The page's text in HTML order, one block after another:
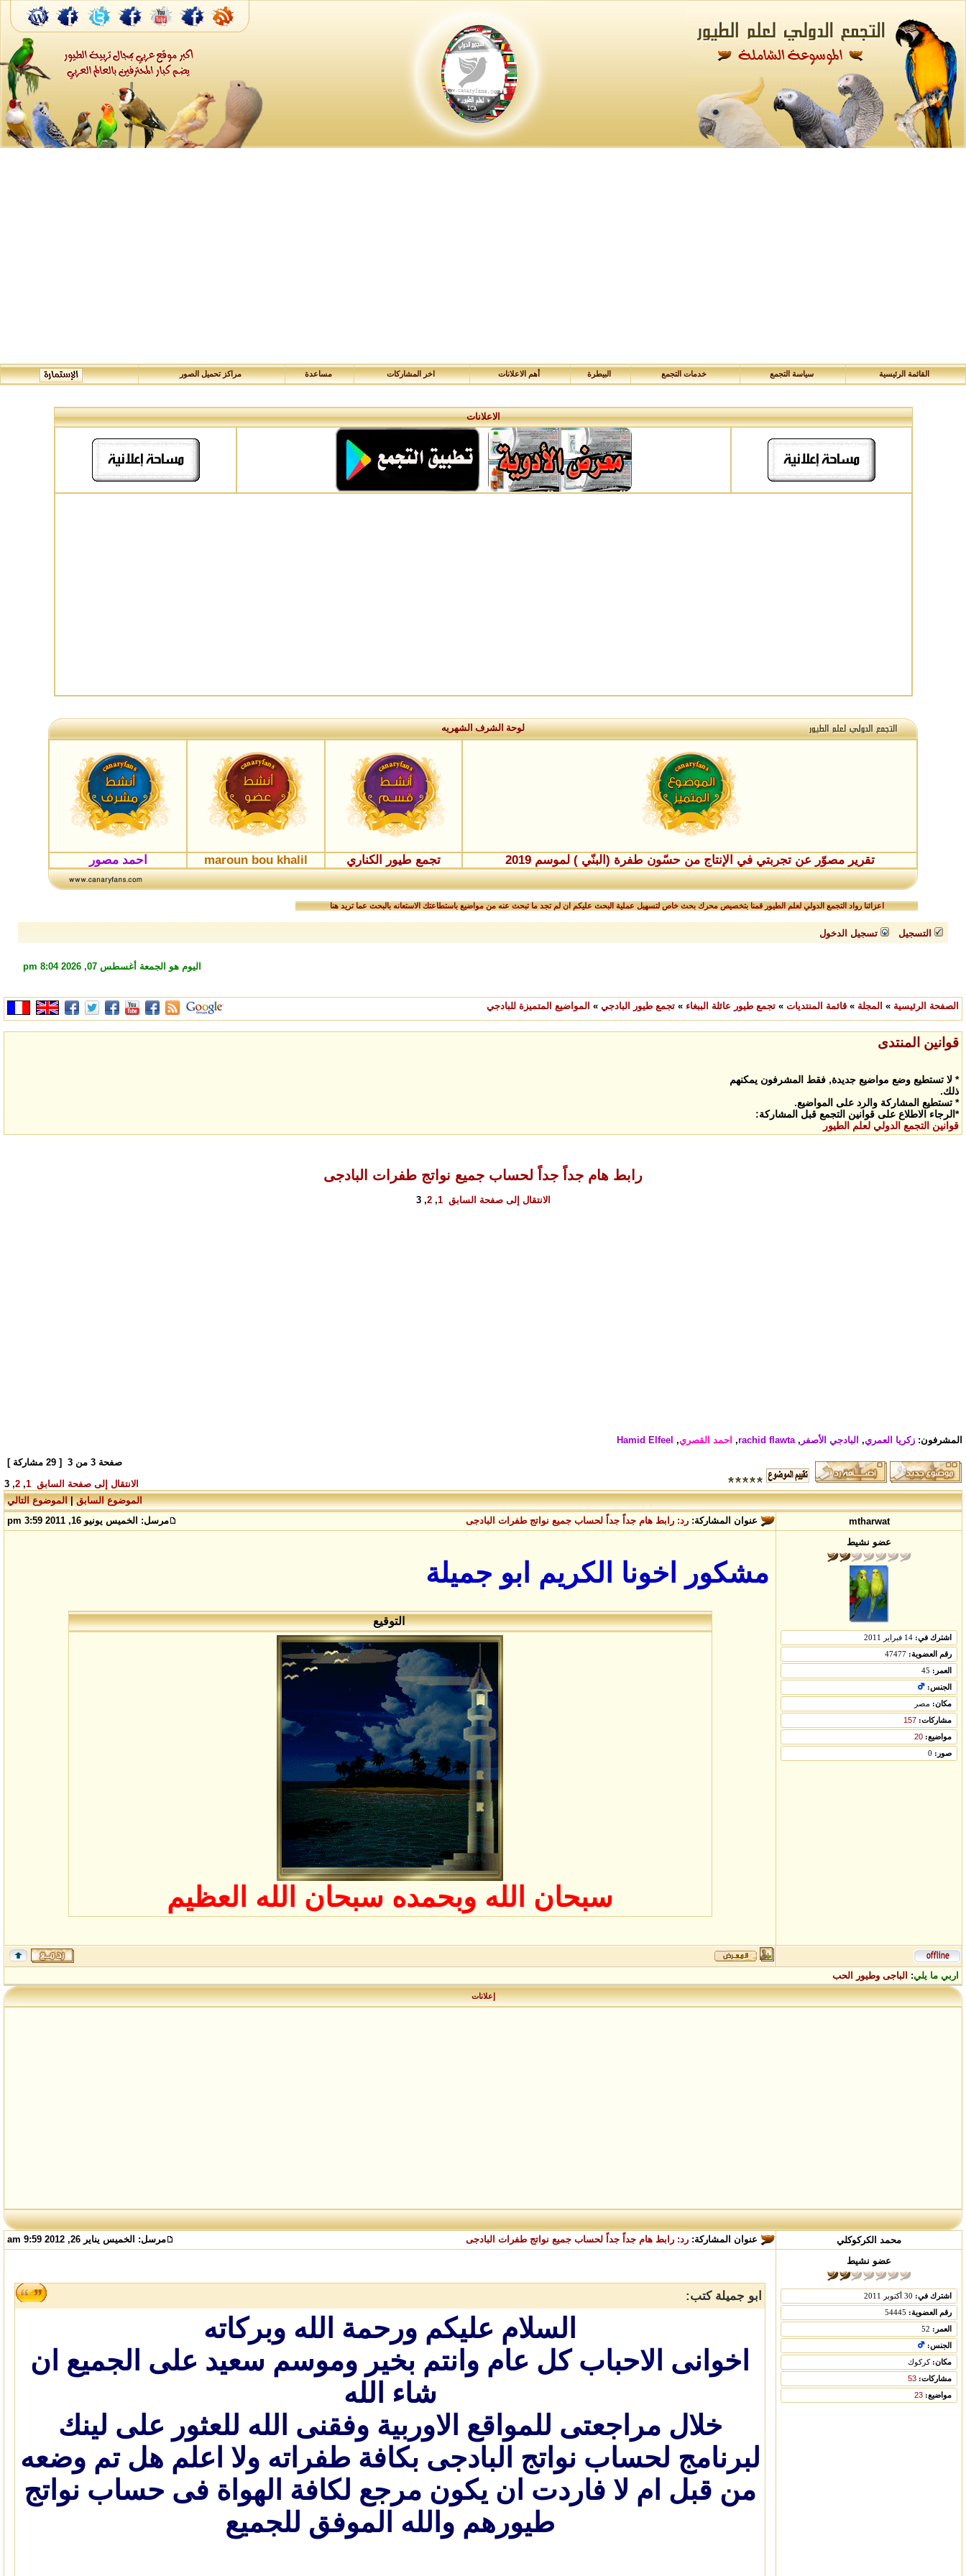
القائمة الرئيسية سياسة التجمع خدمات التجمع البيطرة أهم الاعلانات اخر المشاركات مساعدة مراكز تحميل الصور
الاعلانات
لوحة الشرف الشهريه
تقرير مصوّر عن تجربتي في الإنتاج من حسّون طفرة (البنّي ) لموسم 2019 تجمع طيور الكناري maroun bou khalil احمد مصور
اعزائنا رواد التجمع الدولي لعلم الطيور قمنا بتخصيص محرك بحث خاص لتسهيل عملية البحث عليكم ان لم تجد ما تبحث عنه من مواضيع باستطاعتك الاستعانه بالبحث عما تريد هنا
التسجيل تسجيل الدخول
اليوم هو الجمعة أغسطس 07, 2026 8:04 pm
الصفحة الرئيسية » المجلة » قائمة المنتديات » تجمع طيور عائلة الببغاء » تجمع طيور البادجي » المواضيع المتميزة للبادجي
قوانين المنتدى
* لا تستطيع وضع مواضيع جديدة, فقط المشرفون يمكنهم
ذلك.
* تستطيع المشاركة والرد على المواضيع.
*الرجاء الاطلاع على قوانين التجمع قبل المشاركة:
قوانين التجمع الدولي لعلم الطيور
رابط هام جداً جداً لحساب جميع نواتج طفرات البادجى
الانتقال إلى صفحة السابق 1
,
2
,
3
المشرفون: زكريا العمري, البادجي الأصفر ,
rachid flawta
, احمد القصري,
Hamid Elfeel
صفحة 3 من 3 [ 29 مشاركة ]
الانتقال إلى صفحة السابق 1
,
2
,
3
الموضوع السابق|الموضوع التالي
mtharwat
عنوان المشاركة: رد: رابط هام جداً جداً لحساب جميع نواتج طفرات البادجى مرسل: الخميس يونيو 16, 2011 3:59 pm
عضو نشيط
اشترك في:
رقم العضوية:
العمر:
الجنس:
مكان: مصر
مشاركات: 157
مواضيع: 20
صور:
مشكور اخونا الكريم ابو جميلة
التوقيع
سبحان الله وبحمده سبحان الله العظيم
اربي ما يلي: الباجى وطيور الحب
إعلانات
محمد الكركوكلي عنوان المشاركة: رد: رابط هام جداً جداً لحساب جميع نواتج طفرات البادجى مرسل: الخميس يناير 26, 2012 9:59 am
عضو نشيط
اشترك في:
رقم العضوية:
العمر:
الجنس:
مكان: كركوك
مشاركات: 53
مواضيع: 23
ابو جميلة كتب:
السلام عليكم ورحمة الله وبركاته
اخوانى الاحباب كل عام وانتم بخير وموسم سعيد على الجميع ان
شاء الله
خلال مراجعتى للمواقع الاوربية وفقنى الله للعثور على لينك
لبرنامج لحساب نواتج البادجى بكافة طفراته ولا اعلم هل تم وضعه
من قبل ام لا فاردت ان يكون مرجع لكافة الهواة فى حساب نواتج
طيورهم والله الموفق للجميع